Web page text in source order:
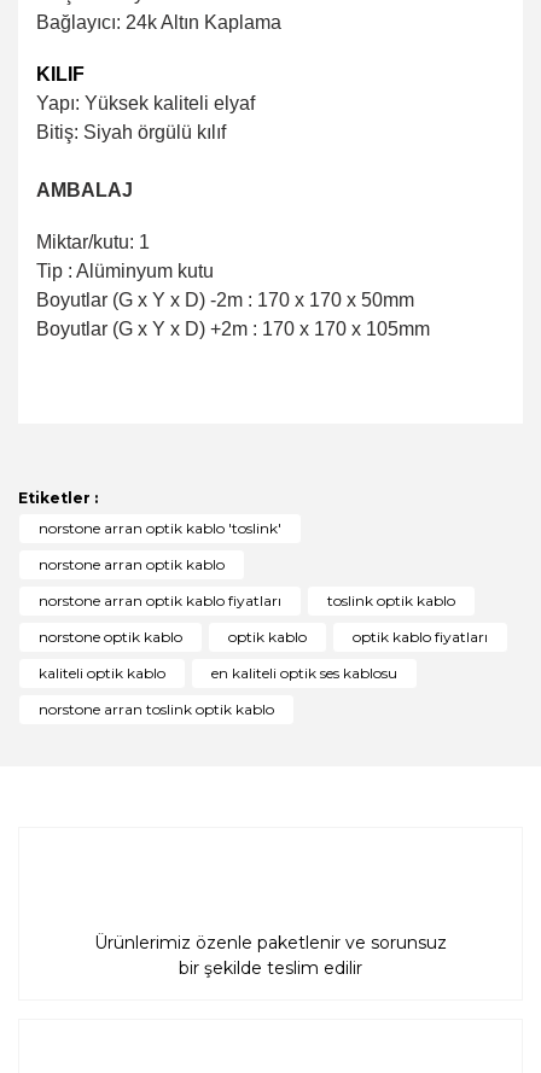
Bağlayıcı: 24k Altın Kaplama
KILIF
Yapı: Yüksek kaliteli elyaf
Bitiş: Siyah örgülü kılıf
AMBALAJ
Miktar/kutu: 1
Tip : Alüminyum kutu
Boyutlar (G x Y x D) -2m : 170 x 170 x 50mm
Boyutlar (G x Y x D) +2m : 170 x 170 x 105mm
Yorum Yaz
Ürün bilgilerinde hatalar bulunuyor.
Ürün fiyatı diğer sitelerden daha pahalı.
Bu ürüne benzer farklı alternatifler olmalı.
Etiketler :
norstone arran optik kablo 'toslink'
norstone arran optik kablo
norstone arran optik kablo fiyatları
toslink optik kablo
norstone optik kablo
optik kablo
optik kablo fiyatları
kaliteli optik kablo
en kaliteli optik ses kablosu
norstone arran toslink optik kablo
Ürünlerimiz özenle paketlenir ve sorunsuz
bir şekilde teslim edilir